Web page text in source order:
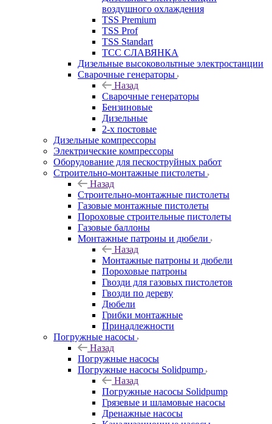
воздушного охлаждения
TSS Premium
TSS Prof
TSS Standart
ТСС СЛАВЯНКА
Дизельные высоковольтные электростанции
Сварочные генераторы
Назад
Сварочные генераторы
Бензиновые
Дизельные
2-х постовые
Дизельные компрессоры
Электрические компрессоры
Оборудование для пескоструйных работ
Строительно-монтажные пистолеты
Назад
Строительно-монтажные пистолеты
Газовые монтажные пистолеты
Пороховые строительные пистолеты
Газовые баллоны
Монтажные патроны и дюбели
Назад
Монтажные патроны и дюбели
Пороховые патроны
Гвозди для газовых пистолетов
Гвозди по дереву
Дюбели
Грибки монтажные
Принадлежности
Погружные насосы
Назад
Погружные насосы
Погружные насосы Solidpump
Назад
Погружные насосы Solidpump
Грязевые и шламовые насосы
Дренажные насосы